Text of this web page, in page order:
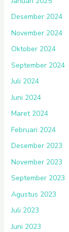
Desember 2024
November 2024
Oktober 2024
September 2024
Juli 2024
Juni 2024
Maret 2024
Februari 2024
Desember 2023
November 2023
September 2023
Agustus 2023
Juli 2023
Juni 2023